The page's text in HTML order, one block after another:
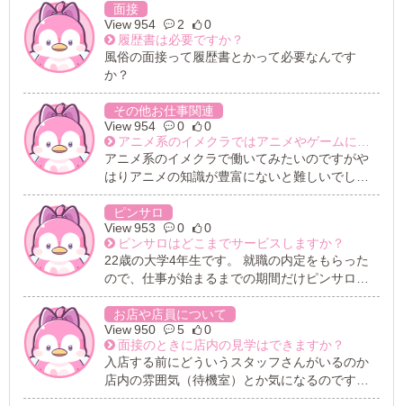
面接
954
2
0
履歴書は必要ですか？
風俗の面接って履歴書とかって必要なんです
か？
その他お仕事関連
954
0
0
アニメ系のイメクラではアニメやゲームに詳しくないと働けませんか？
アニメ系のイメクラで働いてみたいのですがや
はりアニメの知識が豊富にないと難しいでしょ
うか？ 友達に勧められてコスプレをしてみてす
ごく楽しかったのでアニメのコスプレができる
お店を探しています。コスプレってすごくお金
もかかるのでやっぱり風俗店がいいかな？と思
ってます。 でもいざ、営業用のサイトを見てみ
ると知らないアニメやゲームキャラも出てきて
ラで働くなら知識があったり、キャラのモノマ
ネができないと働けないのでしょうか？
ピンサロ
953
0
0
ピンサロはどこまでサービスしますか？
22歳の大学4年生です。 就職の内定をもらった
ので、仕事が始まるまでの期間だけピンサロで
働こうと思っています。 風俗が未経験なのでお
仕事内容が細かくわからないのですが、店舗の
ヘルスと同じですか？ それの接客時間が短くな
った感じで。 なんとなく、個室じゃなくてソフ
ァでみんなで並んでやってるようなイメージが
あります。 男性から無理やりサービスを求めら
お店や店員について
950
5
0
面接のときに店内の見学はできますか？
入店する前にどういうスタッフさんがいるのか
店内の雰囲気（待機室）とか気になるのです
が、面接のときとかに見せてもらえますか？